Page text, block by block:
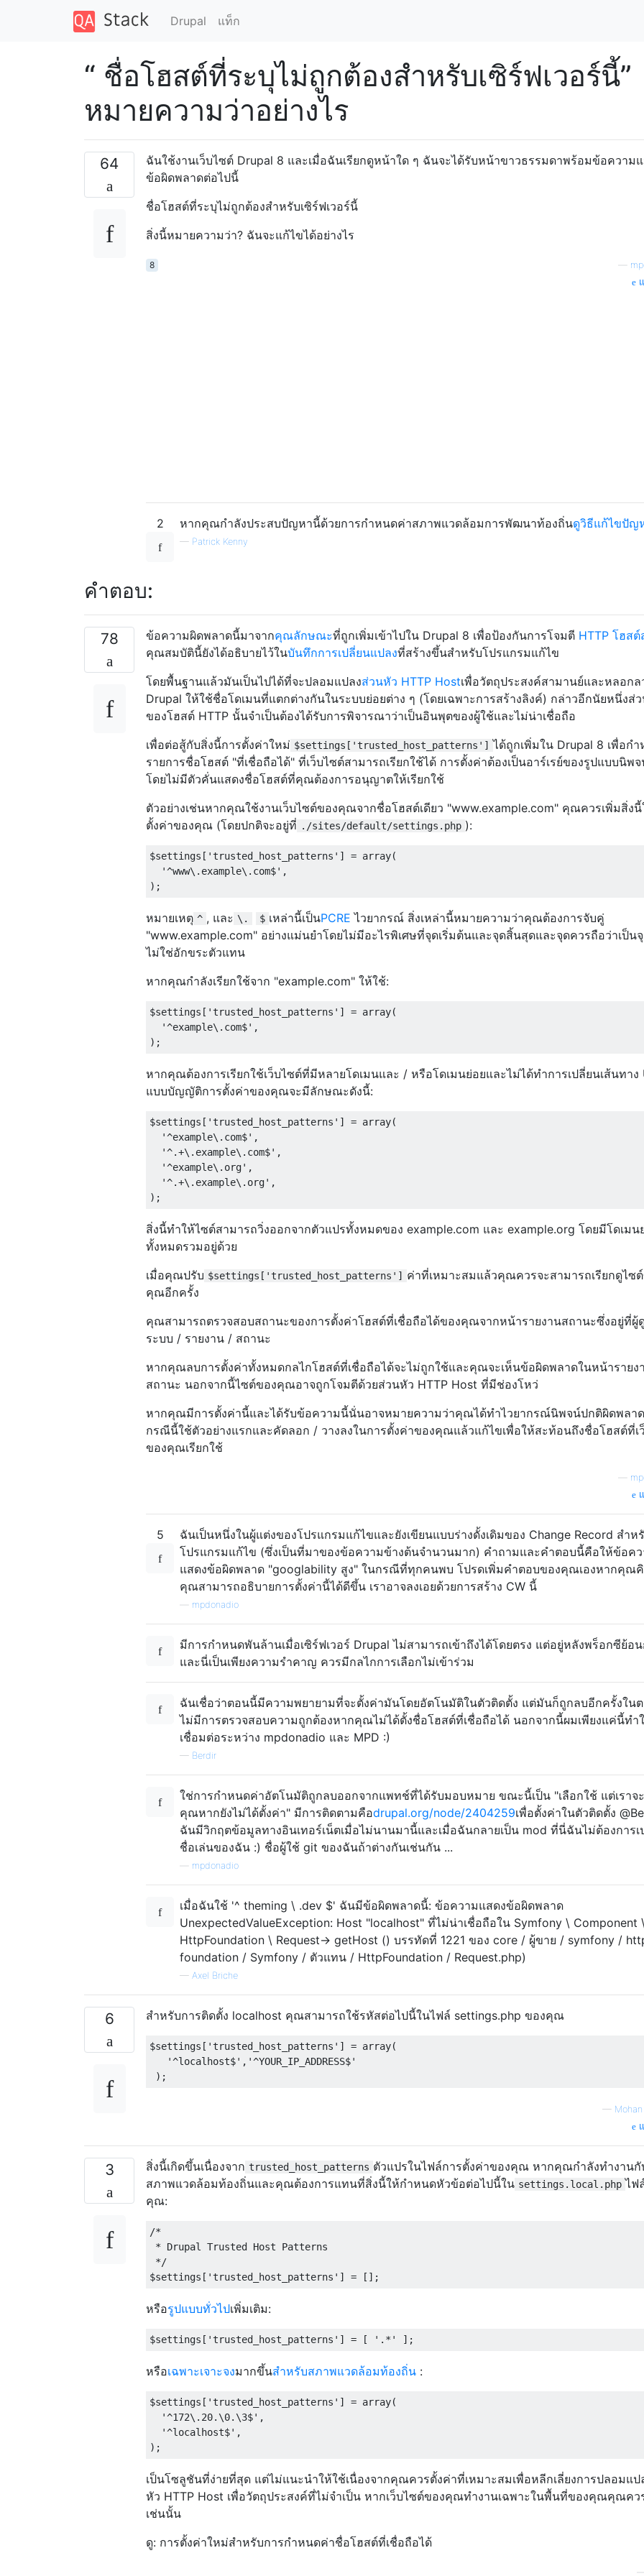
Drupal แท็ก
“ ชื่อโฮสต์ที่ระบุไม่ถูกต้องสำหรับเซิร์ฟเวอร์นี้”
หมายความว่าอย่างไร
64
ฉันใช้งานเว็บไซต์ Drupal 8 และเมื่อฉันเรียกดูหน้าใด ๆ ฉันจะได้รับหน้าขาวธรรมดาพร้อมข้อความ
ข้อผิดพลาดต่อไปนี้
ชื่อโฮสต์ที่ระบุไม่ถูกต้องสำหรับเซิร์ฟเวอร์นี้
สิ่งนี้หมายความว่า? ฉันจะแก้ไขได้อย่างไร
8
2 หากคุณกำลังประสบปัญหานี้ด้วยการกำหนดค่าสภาพแวดล้อมการพัฒนาท้องถิ่นดูวิธีแก้ไขปัญ
— Patrick Kenny
คำตอบ:
78 ข้อความผิดพลาดนี้มาจากคุณลักษณะที่ถูกเพิ่มเข้าไปใน Drupal 8 เพื่อป้องกันการโจมตี HTTP โฮส
คุณสมบัตินี้ยังได้อธิบายไว้ในบันทึกการเปลี่ยนแปลงที่สร้างขึ้นสำหรับโปรแกรมแก้ไข
โดยพื้นฐานแล้วมันเป็นไปได้ที่จะปลอมแปลงส่วนหัว HTTP Hostเพื่อวัตถุประสงค์สามานย์และหลอกล
Drupal ให้ใช้ชื่อโดเมนที่แตกต่างกันในระบบย่อยต่าง ๆ (โดยเฉพาะการสร้างลิงค์) กล่าวอีกนัยหนึ่งส่
ของโฮสต์ HTTP นั้นจำเป็นต้องได้รับการพิจารณาว่าเป็นอินพุตของผู้ใช้และไม่น่าเชื่อถือ
เพื่อต่อสู้กับสิ่งนี้การตั้งค่าใหม่ $settings['trusted_host_patterns'] ได้ถูกเพิ่มใน Drupal 8 เพื่อก
รายการชื่อโฮสต์ "ที่เชื่อถือได้" ที่เว็บไซต์สามารถเรียกใช้ได้ การตั้งค่าต้องเป็นอาร์เรย์ของรูปแบบนิพ
โดยไม่มีตัวคั่นแสดงชื่อโฮสต์ที่คุณต้องการอนุญาตให้เรียกใช้
ตัวอย่างเช่นหากคุณใช้งานเว็บไซต์ของคุณจากชื่อโฮสต์เดียว "www.example.com" คุณควรเพิ่มสิ่งนี้
ตั้งค่าของคุณ (โดยปกติจะอยู่ที่ ./sites/default/settings.php ):
$settings [ 'trusted_host_patterns' ] = array(
'^www\.example\.com$' ,
);
หมายเหตุ ^ , และ \. $ เหล่านี้เป็นPCREไวยากรณ์ สิ่งเหล่านี้หมายความว่าคุณต้องการจับคู่
"www.example.com" อย่างแม่นยำโดยไม่มีอะไรพิเศษที่จุดเริ่มต้นและจุดสิ้นสุดและจุดควรถือว่าเป็น
ไม่ใช่อักขระตัวแทน
หากคุณกำลังเรียกใช้จาก "example.com" ให้ใช้:
$settings [ 'trusted_host_patterns' ] = array(
'^example\.com$' ,
);
หากคุณต้องการเรียกใช้เว็บไซต์ที่มีหลายโดเมนและ / หรือโดเมนย่อยและไม่ได้ทำการเปลี่ยนเส้นทาง
แบบบัญญัติการตั้งค่าของคุณจะมีลักษณะดังนี้:
$settings [ 'trusted_host_patterns' ] = array(
'^example\.com$' ,
'^.+\.example\.com$' ,
'^example\.org' ,
'^.+\.example\.org' ,
);
สิ่งนี้ทำให้ไซต์สามารถวิ่งออกจากตัวแปรทั้งหมดของ example.com และ example.org โดยมีโดเมน
ทั้งหมดรวมอยู่ด้วย
เมื่อคุณปรับ $settings['trusted_host_patterns'] ค่าที่เหมาะสมแล้วคุณควรจะสามารถเรียกดูไซ
คุณอีกครั้ง
คุณสามารถตรวจสอบสถานะของการตั้งค่าโฮสต์ที่เชื่อถือได้ของคุณจากหน้ารายงานสถานะซึ่งอยู่ที่ผู้
ระบบ / รายงาน / สถานะ
หากคุณลบการตั้งค่าทั้งหมดกลไกโฮสต์ที่เชื่อถือได้จะไม่ถูกใช้และคุณจะเห็นข้อผิดพลาดในหน้ารายง
สถานะ นอกจากนี้ไซต์ของคุณอาจถูกโจมตีด้วยส่วนหัว HTTP Host ที่มีช่องโหว่
หากคุณมีการตั้งค่านี้และได้รับข้อความนี้นั่นอาจหมายความว่าคุณได้ทำไวยากรณ์นิพจน์ปกติผิดพลา
กรณีนี้ใช้ตัวอย่างแรกและคัดลอก / วางลงในการตั้งค่าของคุณแล้วแก้ไขเพื่อให้สะท้อนถึงชื่อโฮสต์ที่เ
ของคุณเรียกใช้
5
ฉันเป็นหนึ่งในผู้แต่งของโปรแกรมแก้ไขและยังเขียนแบบร่างดั้งเดิมของ Change Record สำห
โปรแกรมแก้ไข (ซึ่งเป็นที่มาของข้อความข้างต้นจำนวนมาก) คำถามและคำตอบนี้คือให้ข้อคว
แสดงข้อผิดพลาด "googlability สูง" ในกรณีที่ทุกคนพบ โปรดเพิ่มคำตอบของคุณเองหากคุณ
คุณสามารถอธิบายการตั้งค่านี้ได้ดีขึ้น เราอาจลงเอยด้วยการสร้าง CW นี้
mpdonadio
มีการกำหนดพันล้านเมื่อเซิร์ฟเวอร์ Drupal ไม่สามารถเข้าถึงได้โดยตรง แต่อยู่หลังพร็อกซีย้อ
และนี่เป็นเพียงความรำคาญ ควรมีกลไกการเลือกไม่เข้าร่วม
ฉันเชื่อว่าตอนนี้มีความพยายามที่จะตั้งค่ามันโดยอัตโนมัติในตัวติดตั้ง แต่มันก็ถูกลบอีกครั้งใน
ไม่มีการตรวจสอบความถูกต้องหากคุณไม่ได้ตั้งชื่อโฮสต์ที่เชื่อถือได้ นอกจากนี้ผมเพียงแค่นี้ทำ
เชื่อมต่อระหว่าง mpdonadio และ MPD :)
— Berdir
ใช่การกำหนดค่าอัตโนมัติถูกลบออกจากแพทช์ที่ได้รับมอบหมาย ขณะนี้เป็น "เลือกใช้ แต่เราจ
คุณหากยังไม่ได้ตั้งค่า" มีการติดตามคือdrupal.org/node/2404259เพื่อตั้งค่าในตัวติดตั้ง
ฉันมีวิกฤตข้อมูลทางอินเทอร์เน็ตเมื่อไม่นานมานี้และเมื่อฉันกลายเป็น mod ที่นี่ฉันไม่ต้องการเ
ชื่อเล่นของฉัน :) ชื่อผู้ใช้ git ของฉันถ้าต่างกันเช่นกัน ...
mpdonadio
เมื่อฉันใช้ '^ theming \ .dev $' ฉันมีข้อผิดพลาดนี้: ข้อความแสดงข้อผิดพลาด
UnexpectedValueException: Host "localhost" ที่ไม่น่าเชื่อถือใน Symfony \ Component \
HttpFoundation \ Request-> getHost () บรรทัดที่ 1221 ของ core / ผู้ขาย / symfony /
foundation / Symfony / ตัวแทน / HttpFoundation / Request.php)
— Axel Briche
6 สำหรับการติดตั้ง localhost คุณสามารถใช้รหัสต่อไปนี้ในไฟล์ settings.php ของคุณ
$settings [ 'trusted_host_patterns' ] = array(
'^localhost$' , '^YOUR_IP_ADDRESS$'
);
—
3 สิ่งนี้เกิดขึ้นเนื่องจาก trusted_host_patterns ตัวแปรในไฟล์การตั้งค่าของคุณ หากคุณกำลังทำงานกั
สภาพแวดล้อมท้องถิ่นและคุณต้องการแทนที่สิ่งนี้ให้กำหนดหัวข้อต่อไปนี้ใน settings.local.php ไฟ
คุณ:
/*
* Drupal Trusted Host Patterns
*/
$settings [ 'trusted_host_patterns' ] = [];
หรือรูปแบบทั่วไปเพิ่มเติม:
$settings [ 'trusted_host_patterns' ] = [ '.*' ];
หรือเฉพาะเจาะจงมากขึ้นสำหรับสภาพแวดล้อมท้องถิ่น :
$settings [ 'trusted_host_patterns' ] = array(
'^172\.20.\0.\3$' ,
'^localhost$' ,
);
เป็นโซลูชันที่ง่ายที่สุด แต่ไม่แนะนำให้ใช้เนื่องจากคุณควรตั้งค่าที่เหมาะสมเพื่อหลีกเลี่ยงการปลอมแป
หัว HTTP Host เพื่อวัตถุประสงค์ที่ไม่จำเป็น หากเว็บไซต์ของคุณทำงานเฉพาะในพื้นที่ของคุณคุณคว
เช่นนั้น
ดู: การตั้งค่าใหม่สำหรับการกำหนดค่าชื่อโฮสต์ที่เชื่อถือได้